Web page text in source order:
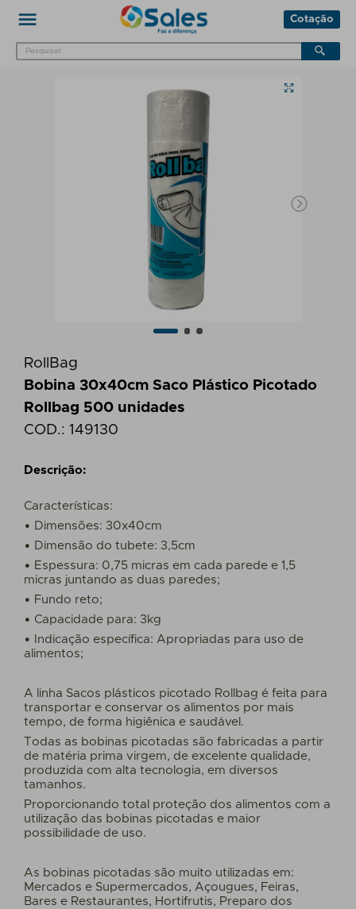
Cotação
RollBag
Bobina 30x40cm Saco Plástico Picotado
Rollbag 500 unidades
COD.:149130
Descrição:
Características:
• Dimensões: 30x40cm
• Dimensão do tubete: 3,5cm
• Espessura: 0,75 micras em cada parede e 1,5
micras juntando as duas paredes;
• Fundo reto;
• Capacidade para: 3kg
• Indicação específica: Apropriadas para uso de
alimentos;
A linha Sacos plásticos picotado Rollbag é feita para
transportar e conservar os alimentos por mais
tempo, de forma higiênica e saudável.
Todas as bobinas picotadas são fabricadas a partir
de matéria prima virgem, de excelente qualidade,
produzida com alta tecnologia, em diversos
tamanhos.
Proporcionando total proteção dos alimentos com a
utilização das bobinas picotadas e maior
possibilidade de uso.
As bobinas picotadas são muito utilizadas em:
Mercados e Supermercados, Açougues, Feiras,
Bares e Restaurantes, Hortifrutis, Preparo dos